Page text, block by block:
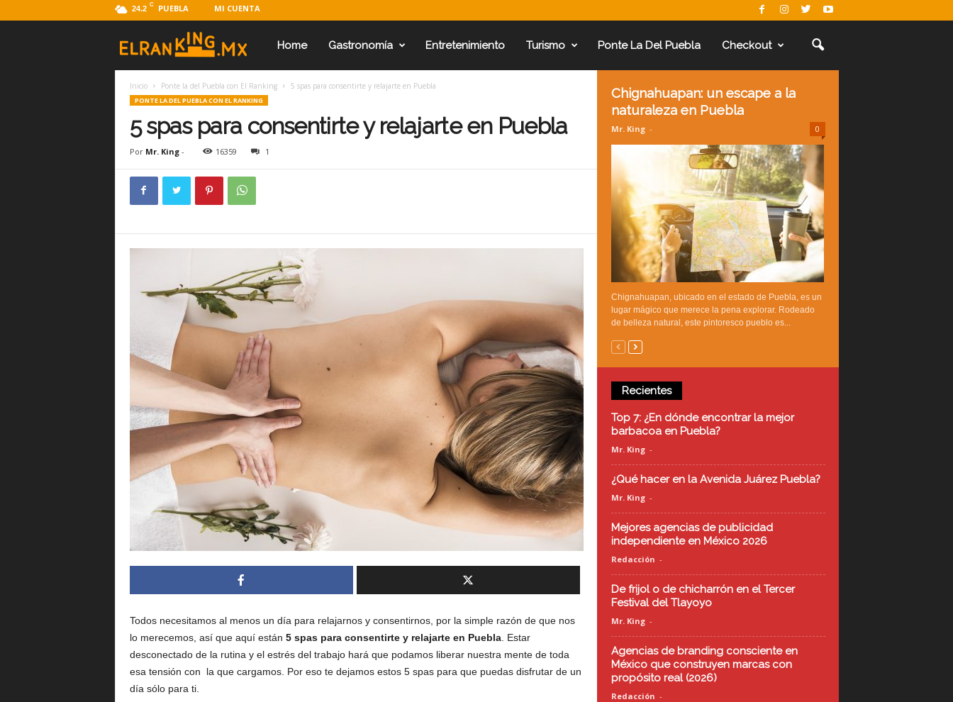
24.2 C PUEBLA MI CUENTA
l
k
i
n
g
.
m
Home Gastronomía Entretenimiento Turismo Ponte La Del Puebla Checkout
Inicio Ponte la del Puebla con El Ranking 5 spas para consentirte y relajarte en Puebla
PONTE LA DEL PUEBLA CON EL RANKING
5 spas para consentirte y relajarte en Puebla
Por Mr. King- 16359 1
Todos necesitamos al menos un día para relajarnos y consentirnos, por la simple razón de que nos
lo merecemos, así que aquí están 5 spas para consentirte y relajarte en Puebla. Estar
desconectado de la rutina y el estrés del trabajo hará que podamos liberar nuestra mente de toda
esa tensión con la que cargamos. Por eso te dejamos estos 5 spas para que puedas disfrutar de un
día sólo para ti.
Chignahuapan: un escape a la
naturaleza en Puebla
Mr. King - 0
Chignahuapan, ubicado en el estado de Puebla, es un
lugar mágico que merece la pena explorar. Rodeado
de belleza natural, este pintoresco pueblo es...
Recientes
Top 7: ¿En dónde encontrar la mejor
barbacoa en Puebla?
Mr. King -
¿Qué hacer en la Avenida Juárez Puebla?
Mr. King -
Mejores agencias de publicidad
independiente en México 2026
Redacción -
De frijol o de chicharrón en el Tercer
Festival del Tlayoyo
Mr. King -
Agencias de branding consciente en
México que construyen marcas con
propósito real (2026)
Redacción -